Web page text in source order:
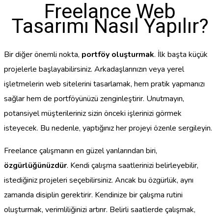
Freelance Web
Tasarımı Nasıl Yapılır?
Bir diğer önemli nokta, portföy oluşturmak. İlk başta küçük
projelerle başlayabilirsiniz. Arkadaşlarınızın veya yerel
işletmelerin web sitelerini tasarlamak, hem pratik yapmanızı
sağlar hem de portföyünüzü zenginleştirir. Unutmayın,
potansiyel müşterileriniz sizin önceki işlerinizi görmek
isteyecek. Bu nedenle, yaptığınız her projeyi özenle sergileyin.
Freelance çalışmanın en güzel yanlarından biri,
özgürlüğünüzdür. Kendi çalışma saatlerinizi belirleyebilir,
istediğiniz projeleri seçebilirsiniz. Ancak bu özgürlük, aynı
zamanda disiplin gerektirir. Kendinize bir çalışma rutini
oluşturmak, verimliliğinizi artırır. Belirli saatlerde çalışmak,